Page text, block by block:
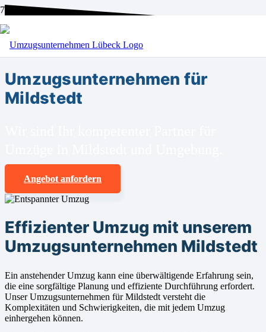
BEI UNS SIND SIE RICHTIG!
Umzugsunternehmen für
Mildstedt
Angebot anfordern
Effizienter Umzug mit unserem
Umzugsunternehmen Mildstedt
Ein anstehender Umzug kann eine überwältigende Erfahrung sein,
die eine sorgfältige Planung und effiziente Durchführung erfordert.
Unser Umzugsunternehmen für Mildstedt versteht die
Komplexitäten und Schwierigkeiten, die mit jedem Umzug
einhergehen können.